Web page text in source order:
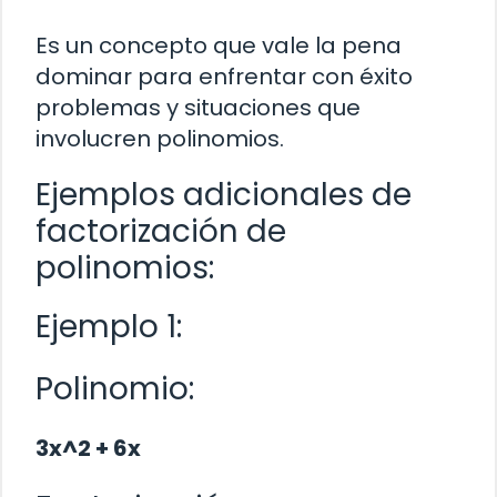
Es un concepto que vale la pena
dominar para enfrentar con éxito
problemas y situaciones que
involucren polinomios.
Ejemplos adicionales de
factorización de
polinomios:
Ejemplo 1:
Polinomio:
3x^2 + 6x